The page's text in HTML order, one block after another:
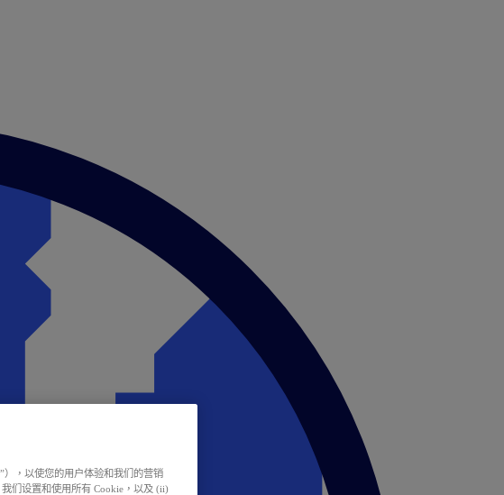
），以使您的用户体验和我们的营销
我们设置和使用所有 Cookie，以及 (ii)